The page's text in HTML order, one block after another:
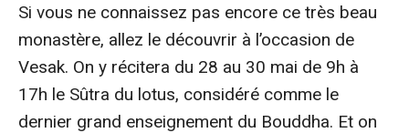
Si vous ne connaissez pas encore ce très beau
monastère, allez le découvrir à l’occasion de
Vesak. On y récitera du 28 au 30 mai de 9h à
17h le Sûtra du lotus, considéré comme le
dernier grand enseignement du Bouddha. Et on